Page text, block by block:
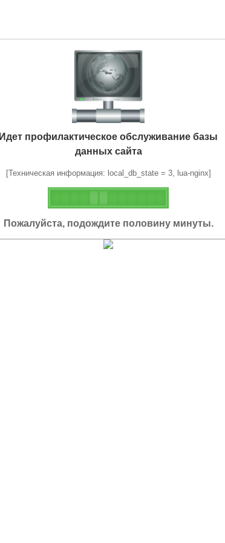
Идет профилактическое обслуживание базы
данных сайта
[Техническая информация: local_db_state = 3, lua-nginx]
Пожалуйста, подождите половину минуты.